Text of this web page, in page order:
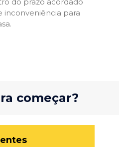
para
começar?